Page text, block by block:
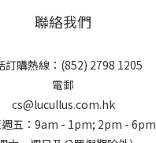
聯絡我們
訂購熱線：(852) 2798 1205
電郵
cs@lucullus.com.hk
週五：9am - 1pm; 2pm - 6pm